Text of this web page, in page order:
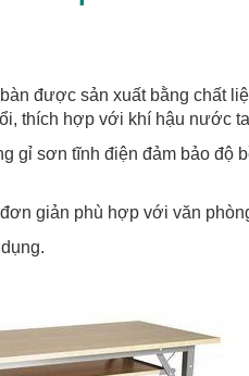
được sản xuất bằng chất
thích hợp với khí hậu nước
gỉ sơn tĩnh điện đảm bảo độ
giản phù hợp với văn